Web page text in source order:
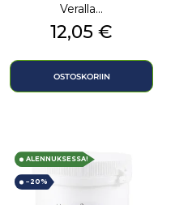
Veralla...
Hinta
12,05 €
OSTOSKORIIN
ALENNUKSESSA!
−20%